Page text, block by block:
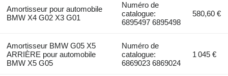
Amortisseur pour automobile
BMW X4 G02 X3 G01
Numéro de
catalogue:
6895497 6895498
580,60 €
Amortisseur BMW G05 X5
ARRIÈRE pour automobile
BMW X5 G05
Numéro de
catalogue:
6869023 6869024
1 045 €